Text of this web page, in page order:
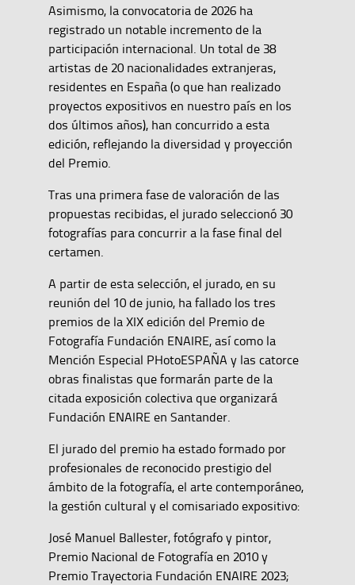
Asimismo, la convocatoria de 2026 ha
registrado un notable incremento de la
participación internacional. Un total de 38
artistas de 20 nacionalidades extranjeras,
residentes en España (o que han realizado
proyectos expositivos en nuestro país en los
dos últimos años), han concurrido a esta
edición, reflejando la diversidad y proyección
del Premio.
Tras una primera fase de valoración de las
propuestas recibidas, el jurado seleccionó 30
fotografías para concurrir a la fase final del
certamen.
A partir de esta selección, el jurado, en su
reunión del 10 de junio, ha fallado los tres
premios de la XIX edición del Premio de
Fotografía Fundación ENAIRE, así como la
Mención Especial PHotoESPAÑA y las catorce
obras finalistas que formarán parte de la
citada exposición colectiva que organizará
Fundación ENAIRE en Santander.
El jurado del premio ha estado formado por
profesionales de reconocido prestigio del
ámbito de la fotografía, el arte contemporáneo,
la gestión cultural y el comisariado expositivo:
José Manuel Ballester, fotógrafo y pintor,
Premio Nacional de Fotografía en 2010 y
Premio Trayectoria Fundación ENAIRE 2023;